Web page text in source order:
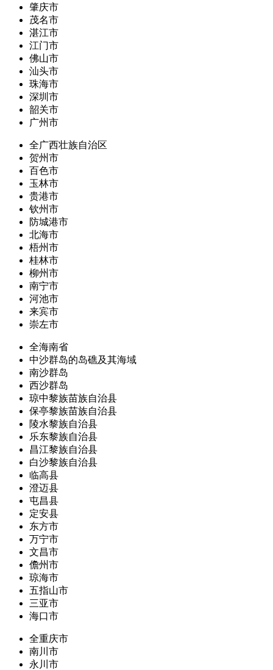
肇庆市
茂名市
湛江市
江门市
佛山市
汕头市
珠海市
深圳市
韶关市
广州市
全广西壮族自治区
贺州市
百色市
玉林市
贵港市
钦州市
防城港市
北海市
梧州市
桂林市
柳州市
南宁市
河池市
来宾市
崇左市
全海南省
中沙群岛的岛礁及其海域
南沙群岛
西沙群岛
琼中黎族苗族自治县
保亭黎族苗族自治县
陵水黎族自治县
乐东黎族自治县
昌江黎族自治县
白沙黎族自治县
临高县
澄迈县
屯昌县
定安县
东方市
万宁市
文昌市
儋州市
琼海市
五指山市
三亚市
海口市
全重庆市
南川市
永川市